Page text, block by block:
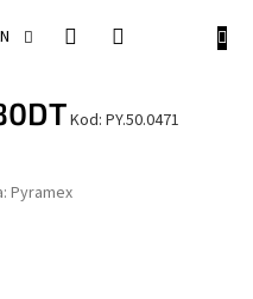
Kod: PY.50.0471
Pyramex